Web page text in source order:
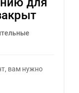
вам нужно